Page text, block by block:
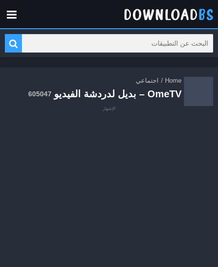
Home
/ اجتماعي
OmeTV – بديل لدردشة الفيديو 605047
الإشهار